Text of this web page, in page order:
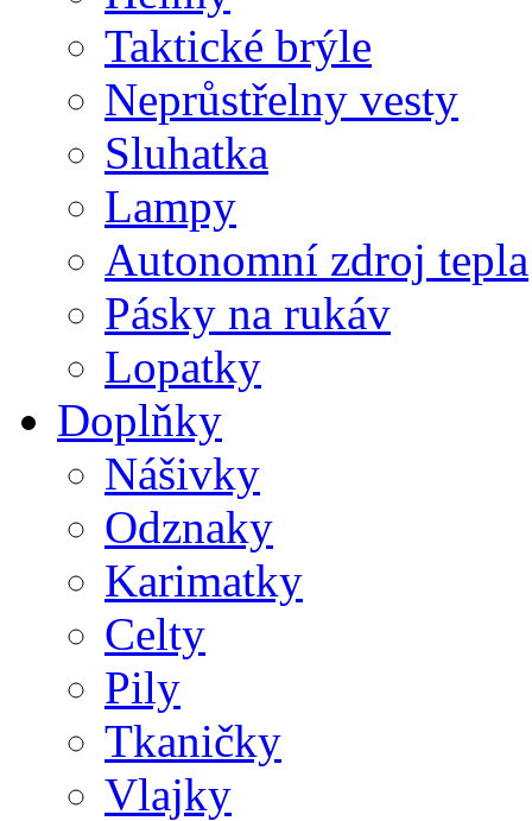
Taktické brýle
Neprůstřelny vesty
Sluhatka
Lampy
Autonomní zdroj tepla
Pásky na rukáv
Lopatky
Doplňky
Nášivky
Odznaky
Karimatky
Celty
Pily
Tkaničky
Vlajky